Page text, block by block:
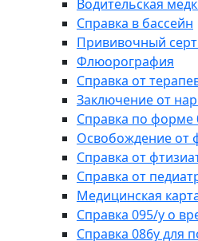
Водительская
Справка в бассейн
Прививочный
Флюорография
Справка от
Заключение от
Справка по форме
Освобождение от
Справка от
Справка от
Медицинская
Справка 095/у о
Справка 086у для